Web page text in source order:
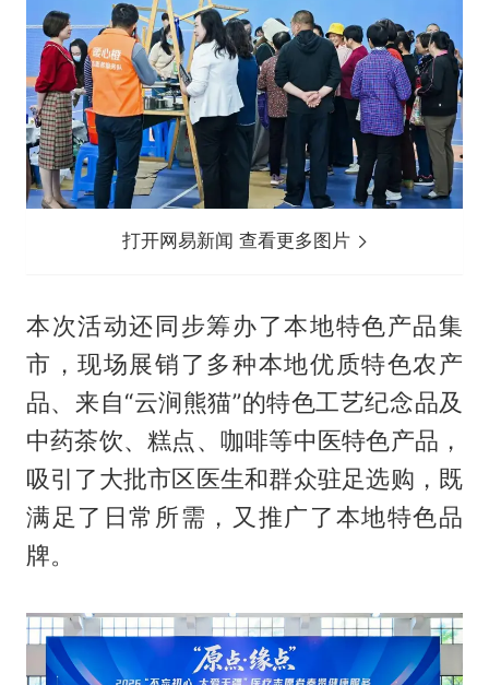
打开网易新闻 查看更多图片
本次活动还同步筹办了本地特色产品集
市，现场展销了多种本地优质特色农产
品、来自“云涧熊猫”的特色工艺纪念品及
中药茶饮、糕点、咖啡等中医特色产品，
吸引了大批市区医生和群众驻足选购，既
满足了日常所需，又推广了本地特色品
牌。